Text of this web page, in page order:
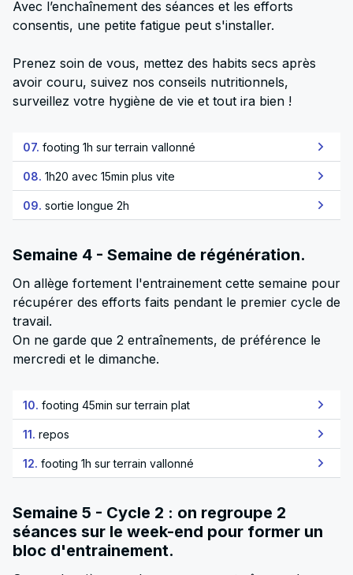
Avec l’enchaînement des séances et les efforts
consentis, une petite fatigue peut s'installer.
Prenez soin de vous, mettez des habits secs après
avoir couru, suivez nos conseils nutritionnels,
surveillez votre hygiène de vie et tout ira bien !
07. footing 1h sur terrain vallonné
08. 1h20 avec 15min plus vite
09. sortie longue 2h
Semaine 4 - Semaine de régénération.
On allège fortement l'entrainement cette semaine pour
récupérer des efforts faits pendant le premier cycle de
travail.
On ne garde que 2 entraînements, de préférence le
mercredi et le dimanche.
10. footing 45min sur terrain plat
11. repos
12. footing 1h sur terrain vallonné
Semaine 5 - Cycle 2 : on regroupe 2
séances sur le week-end pour former un
bloc d'entrainement.